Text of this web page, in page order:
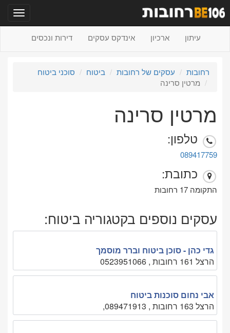
עיתון ארכיון אינדקס עסקים דירות ונכסים
רחובות עסקים של רחובות ביטוח
סוכני ביטוח
מרטין סרינה
מרטין סרינה
טלפון:
089417759
כתובת:
התקומה 17 רחובות
עסקים נוספים בקטגוריה ביטוח:
גדי כהן - סוכן ביטוח וברר מוסמך
הרצל 161 רחובות , 0523951066
אבי נחום סוכנות ביטוח
הרצל 163 רחובות , 089471913,